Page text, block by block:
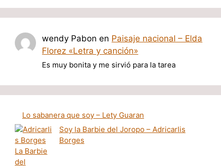
wendy Pabon en Paisaje nacional – Elda
Florez «Letra y canción»
Es muy bonita y me sirvió para la tarea
Lo sabanera que soy – Lety Guaran
Soy la Barbie del Joropo – Adricarlis
Borges